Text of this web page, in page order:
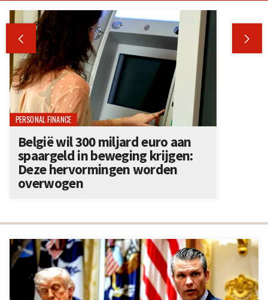
 
PERSONAL FINANCE
België wil 300 miljard euro aan
spaargeld in beweging krijgen:
Deze hervormingen worden
overwogen